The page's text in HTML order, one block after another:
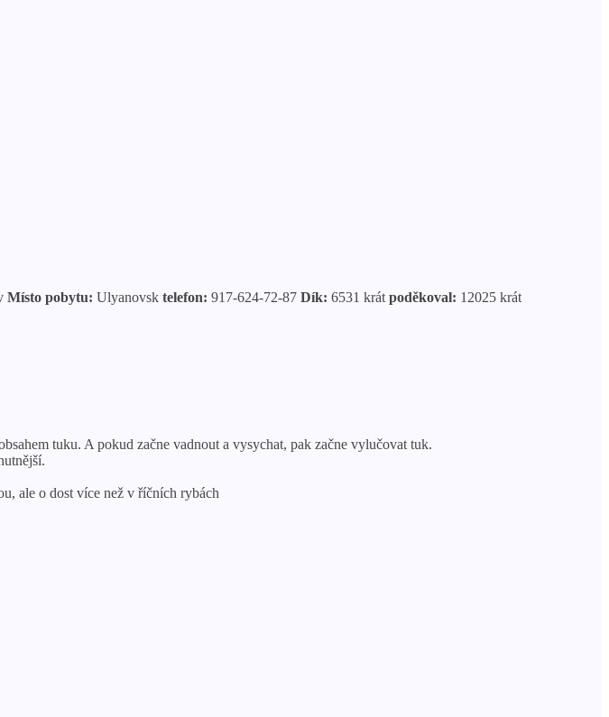
Místo pobytu: Ulyanovsk telefon: 917-624-72-87 Dík: 6531 krát poděkoval: 12025 krát
tuku. A pokud začne vadnout a vysychat, pak začne vylučovat tuk.
ale o dost více než v říčních rybách